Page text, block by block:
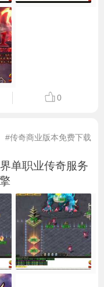
0
#传奇商业版本免费下载
单职业传奇服务